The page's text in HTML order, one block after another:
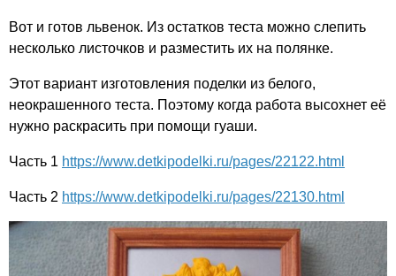
Вот и готов львенок. Из остатков теста можно слепить
несколько листочков и разместить их на полянке.
Этот вариант изготовления поделки из белого,
неокрашенного теста. Поэтому когда работа высохнет её
нужно раскрасить при помощи гуаши.
Часть 1 https://www.detkipodelki.ru/pages/22122.html
Часть 2 https://www.detkipodelki.ru/pages/22130.html